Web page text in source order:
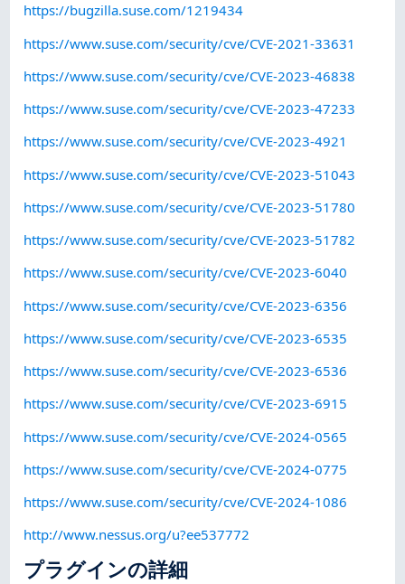
https://bugzilla.suse.com/1219434
https://www.suse.com/security/cve/CVE-2021-33631
https://www.suse.com/security/cve/CVE-2023-46838
https://www.suse.com/security/cve/CVE-2023-47233
https://www.suse.com/security/cve/CVE-2023-4921
https://www.suse.com/security/cve/CVE-2023-51043
https://www.suse.com/security/cve/CVE-2023-51780
https://www.suse.com/security/cve/CVE-2023-51782
https://www.suse.com/security/cve/CVE-2023-6040
https://www.suse.com/security/cve/CVE-2023-6356
https://www.suse.com/security/cve/CVE-2023-6535
https://www.suse.com/security/cve/CVE-2023-6536
https://www.suse.com/security/cve/CVE-2023-6915
https://www.suse.com/security/cve/CVE-2024-0565
https://www.suse.com/security/cve/CVE-2024-0775
https://www.suse.com/security/cve/CVE-2024-1086
http://www.nessus.org/u?ee537772
プラグインの詳細